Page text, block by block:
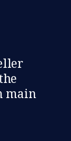
main